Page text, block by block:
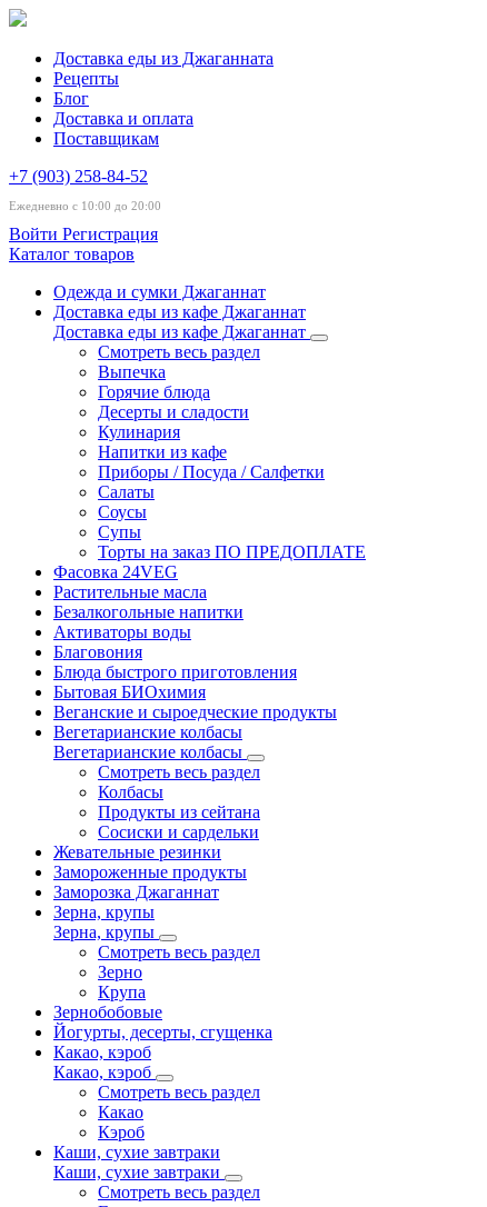
Доставка еды из Джаганната
Рецепты
Блог
Доставка и оплата
Поставщикам
+7 (903) 258-84-52
Ежедневно с 10:00 до 20:00
Войти Регистрация
Каталог товаров
Одежда и сумки Джаганнат
Доставка еды из кафе Джаганнат
Доставка еды из кафе Джаганнат
Смотреть весь раздел
Выпечка
Горячие блюда
Десерты и сладости
Кулинария
Напитки из кафе
Приборы / Посуда / Салфетки
Салаты
Соусы
Супы
Торты на заказ ПО ПРЕДОПЛАТЕ
Фасовка 24VEG
Растительные масла
Безалкогольные напитки
Активаторы воды
Благовония
Блюда быстрого приготовления
Бытовая БИОхимия
Веганские и сыроедческие продукты
Вегетарианские колбасы
Вегетарианские колбасы
Смотреть весь раздел
Колбасы
Продукты из сейтана
Сосиски и сардельки
Жевательные резинки
Замороженные продукты
Заморозка Джаганнат
Зерна, крупы
Зерна, крупы
Смотреть весь раздел
Зерно
Крупа
Зернобобовые
Йогурты, десерты, сгущенка
Какао, кэроб
Какао, кэроб
Смотреть весь раздел
Какао
Кэроб
Каши, сухие завтраки
Каши, сухие завтраки
Смотреть весь раздел